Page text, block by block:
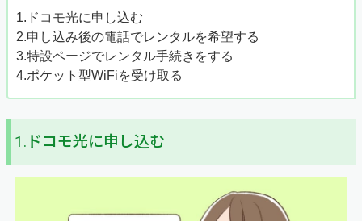
1.ドコモ光に申し込む
2.申し込み後の電話でレンタルを希望する
3.特設ページでレンタル手続きをする
4.ポケット型WiFiを受け取る
1.ドコモ光に申し込む